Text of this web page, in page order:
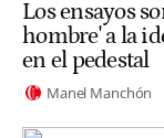
Los ensayos
hombre' a la
en el pedestal
Manel Manchón